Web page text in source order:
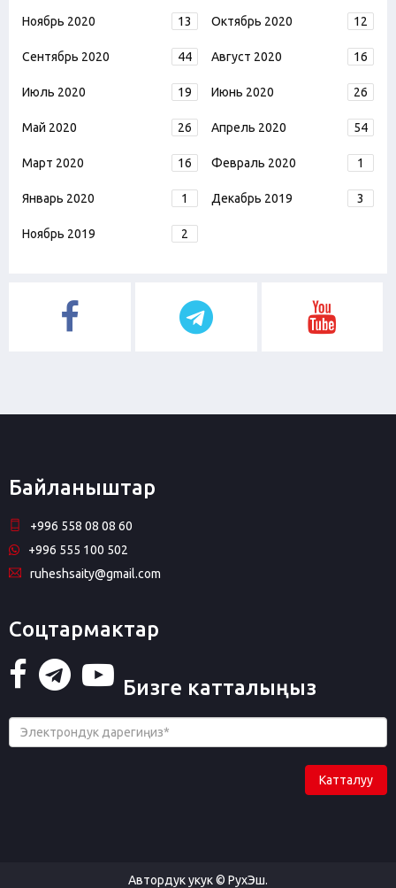
Ноябрь 2020 13 Октябрь 2020 12
Сентябрь 2020 44 Август 2020 16
Июль 2020 19 Июнь 2020 26
Май 2020 26 Апрель 2020 54
Март 2020 16 Февраль 2020 1
Январь 2020 1 Декабрь 2019 3
Ноябрь 2019 2
Байланыштар
+996 558 08 08 60
+996 555 100 502
ruheshsaity@gmail.com
Соцтармактар
Бизге катталыңыз
Катталуу
Автордук укук © РухЭш.